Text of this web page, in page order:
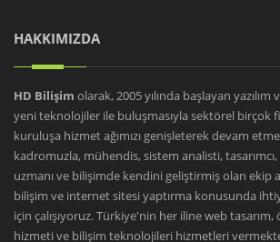
HAKKIMIZDA
HD Bilişim olarak, 2005 yılında başlayan
yeni teknolojiler ile buluşmasıyla sektörel birçok
kuruluşa hizmet ağımızı genişleterek devam
kadromuzla, mühendis, sistem analisti, tasarımcı,
uzmanı ve bilişimde kendini geliştirmiş olan ekip
bilişim ve internet sitesi yaptırma konusunda
için çalışıyoruz. Türkiye'nin her iline web tasarım,
hizmeti ve bilişim teknolojileri hizmetleri